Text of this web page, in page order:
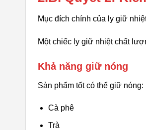
Mục đích chính của ly giữ
Một chiếc ly giữ nhiệt chất
Khả năng giữ nóng
Sản phẩm tốt có thể giữ nóng:
Cà phê
Trà